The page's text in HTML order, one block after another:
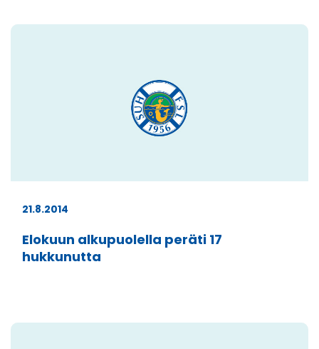
21.8.2014
Elokuun alkupuolella peräti 17
hukkunutta